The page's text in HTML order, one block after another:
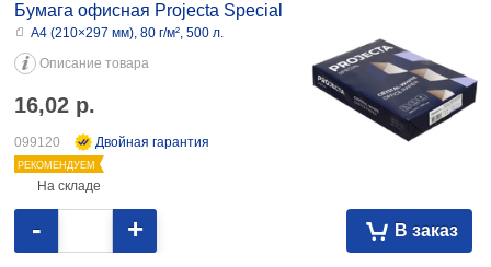
Бумага офисная Projecta Special
А4 (210×297 мм), 80 г/м², 500 л.
Описание товара
16,02 р.
099120 Двойная гарантия
РЕКОМЕНДУЕМ
На складе
В заказ
- +